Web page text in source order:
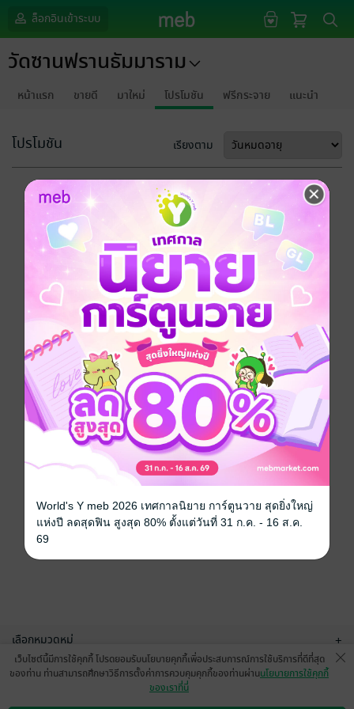
ล็อกอินเข้าระบบ
วัดซานฟรานธัมมาราม
หน้าแรก ขายดี มาใหม่ โปรโมชัน ฟรีกระจาย แนะนำ
โปรโมชัน เรียงตาม
ขออภัยด้วยนะคะ
ไม่พบข้อมูลในหัวข้อที่คุณกำลังชมค่ะ
เลือกหมวดหมู่ +
บริการช่วยเหลือ
เว็บไซต์นี้มีการใช้คุกกี้ โปรดยอมรับนโยบายคุกกี้เพื่อประสบการณ์การใช้บริการที่ดีที่สุด
ของท่าน ท่านสามารถศึกษาวิธีการตั้งค่าการควบคุมคุกกี้ของท่านผ่านนโยบายการใช้คุกกี้
ของเราที่นี่
World's Y meb 2026 เทศกาลนิยาย การ์ตูนวาย สุดยิ่งใหญ่
แห่งปี ลดสุดฟิน สูงสุด 80% ตั้งแต่วันที่ 31 ก.ค. - 16 ส.ค.
69